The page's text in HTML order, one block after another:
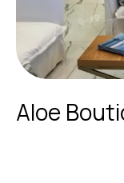
Aloe